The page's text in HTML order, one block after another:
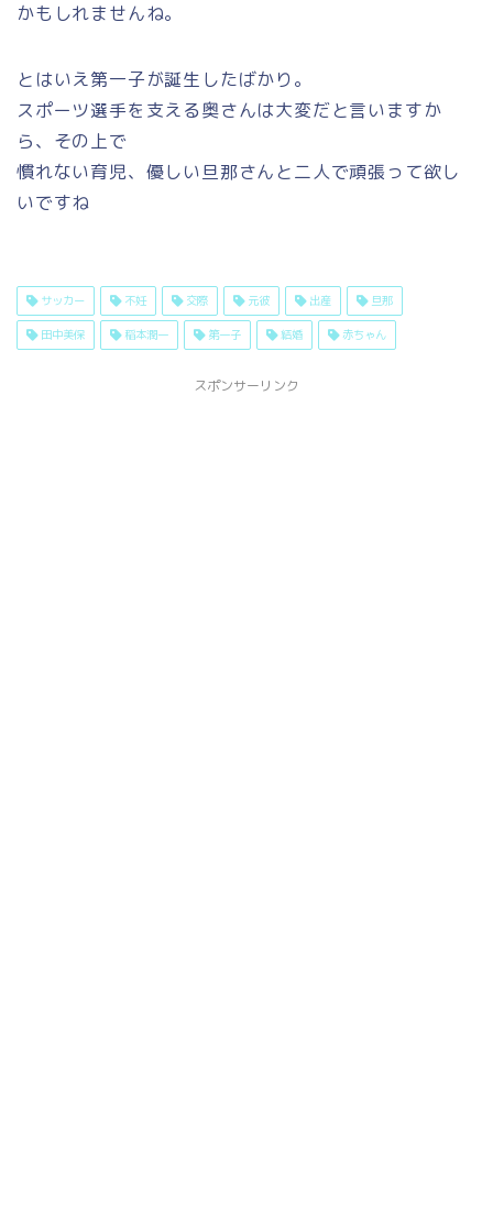
かもしれませんね。
とはいえ第一子が誕生したばかり。
スポーツ選手を支える奥さんは大変だと言いますか
ら、その上で
慣れない育児、優しい旦那さんと二人で頑張って欲し
いですね
サッカー 不妊 交際 元彼 出産 旦那
田中美保 稲本潤一 第一子 結婚 赤ちゃん
スポンサーリンク